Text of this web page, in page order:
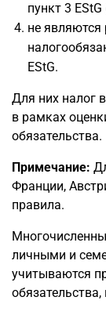
пункт 3
не являются
EStG.
Для них налог
в рамках
обязательства.
Примечание:
Франции,
правила.
личными и
учитываются